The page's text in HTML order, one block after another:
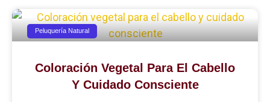
Peluquería Natural
Coloración Vegetal Para El Cabello
Y Cuidado Consciente